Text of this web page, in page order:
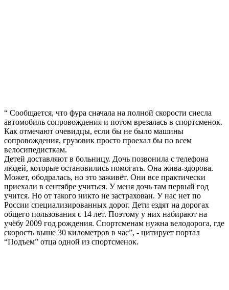
“ Сообщается, что фура сначала на полной скорости снесла
автомобиль сопровождения и потом врезалась в спортсменок.
Как отмечают очевидцы, если бы не было машины
сопровождения, грузовик просто проехал бы по всем
велосипедисткам.
Детей доставляют в больницу. Дочь позвонила с телефона
людей, которые остановились помогать. Она жива-здорова.
Может, ободралась, но это заживёт. Они все практически
приехали в сентябре учиться. У меня дочь там первый год
учится. Но от такого никто не застрахован. У нас нет по
России специализированных дорог. Дети ездят на дорогах
общего пользования с 14 лет. Поэтому у них набирают на
учёбу 2009 год рождения. Спортсменам нужна велодорога, где
скорость выше 30 километров в час”, - цитирует портал
“Подъем” отца одной из спортсменок.